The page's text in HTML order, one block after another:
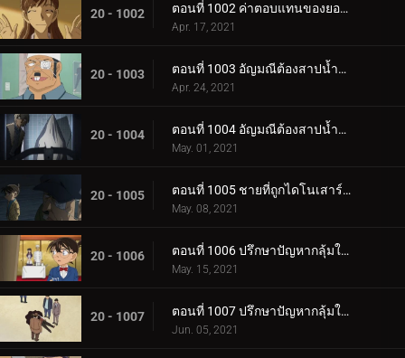
20 - 1002 ตอนที่ 1002 ค่าตอบแทนของยอดไลก์ (ตอนจบ)" The Price of "Like
Apr. 17, 2021
20 - 1003 ตอนที่ 1003 อัญมณีต้องสาปน้ำตาบอร์เจีย (ตอนแรก)
Apr. 24, 2021
20 - 1004 ตอนที่ 1004 อัญมณีต้องสาปน้ำตาบอร์เจีย (ตอนจบ)
May. 01, 2021
20 - 1005 ตอนที่ 1005 ชายที่ถูกไดโนเสาร์บดขยี้
May. 08, 2021
20 - 1006 ตอนที่ 1006 ปรึกษาปัญหากลุ้มใจกลางรายการวิทยุ (ภาคท้าทาย)
May. 15, 2021
20 - 1007 ตอนที่ 1007 ปรึกษาปัญหากลุ้มใจกลางรายการวิทยุ (ภาคไขปริศนา)
Jun. 05, 2021